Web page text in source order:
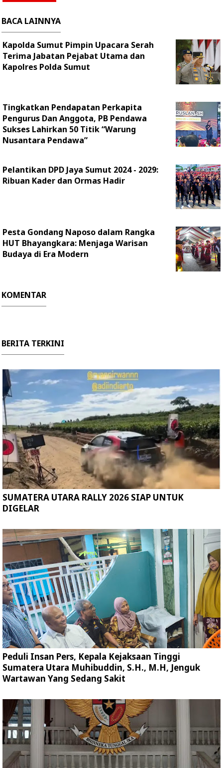
BACA LAINNYA
Kapolda Sumut Pimpin Upacara Serah
Terima Jabatan Pejabat Utama dan
Kapolres Polda Sumut
Tingkatkan Pendapatan Perkapita
Pengurus Dan Anggota, PB Pendawa
Sukses Lahirkan 50 Titik “Warung
Nusantara Pendawa”
Pelantikan DPD Jaya Sumut 2024 - 2029:
Ribuan Kader dan Ormas Hadir
Pesta Gondang Naposo dalam Rangka
HUT Bhayangkara: Menjaga Warisan
Budaya di Era Modern
KOMENTAR
BERITA TERKINI
SUMATERA UTARA RALLY 2026 SIAP UNTUK
DIGELAR
Peduli Insan Pers, Kepala Kejaksaan Tinggi
Sumatera Utara Muhibuddin, S.H., M.H, Jenguk
Wartawan Yang Sedang Sakit